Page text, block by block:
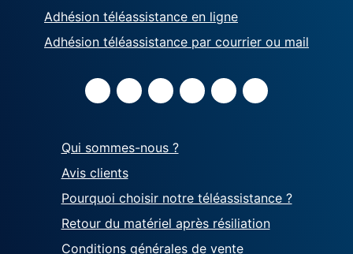
Adhésion téléassistance en ligne
Adhésion téléassistance par courrier ou mail
Qui sommes-nous ?
Avis clients
Pourquoi choisir notre téléassistance ?
Retour du matériel après résiliation
Conditions générales de vente